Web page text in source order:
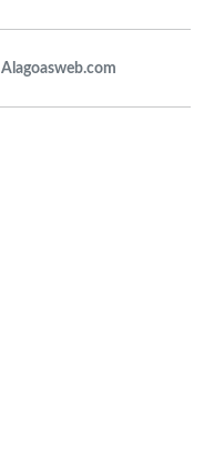
Alagoasweb.com